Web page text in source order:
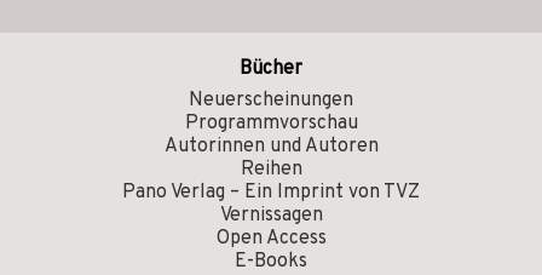
Bücher
Neuerscheinungen
Programmvorschau
Autorinnen und Autoren
Reihen
Pano Verlag – Ein Imprint von TVZ
Vernissagen
Open Access
E-Books